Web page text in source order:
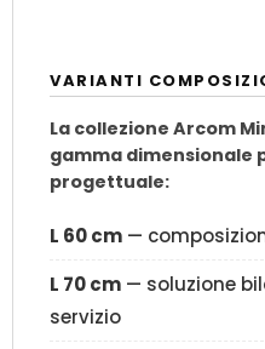
VARIANTI
La collezione Arcom
gamma dimensionale
progettuale:
L 60 cm —
L 70 cm — soluzione
servizio